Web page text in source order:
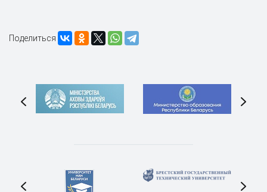
Поделиться